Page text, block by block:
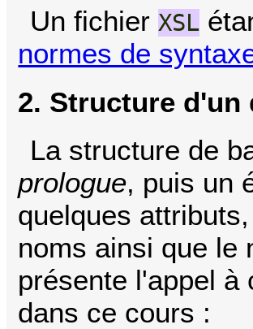
Un fichier XSL
normes de
2. Structure d'un
La structure de
prologue, puis un
quelques
noms ainsi que le
présente l'appel à
dans ce cours :